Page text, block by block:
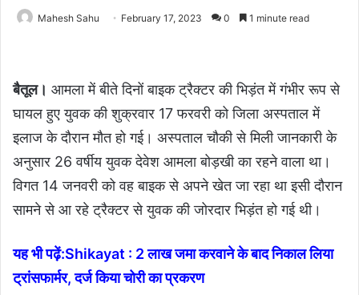
Mahesh Sahu February 17, 2023 0 1 minute read
बैतूल। आमला में बीते दिनों बाइक ट्रैक्टर की भिड़ंत में गंभीर रूप से
घायल हुए युवक की शुक्रवार 17 फरवरी को जिला अस्पताल में
इलाज के दौरान मौत हो गई। अस्पताल चौकी से मिली जानकारी के
अनुसार 26 वर्षीय युवक देवेश आमला बोड़खी का रहने वाला था।
विगत 14 जनवरी को वह बाइक से अपने खेत जा रहा था इसी दौरान
सामने से आ रहे ट्रैक्टर से युवक की जोरदार भिड़ंत हो गई थी।
यह भी पढ़ें:Shikayat : 2 लाख जमा करवाने के बाद निकाल लिया
ट्रांसफार्मर, दर्ज किया चोरी का प्रकरण